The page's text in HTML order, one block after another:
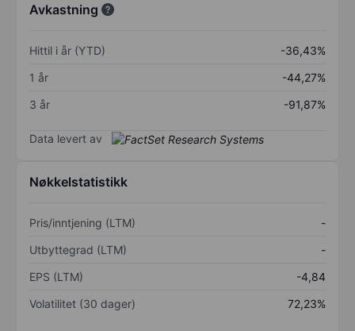
Avkastning
Hittil i år (YTD)
-36,43%
1 år
-44,27%
3 år
-91,87%
Data levert av
Nøkkelstatistikk
Pris/inntjening (LTM)
-
Utbyttegrad (LTM)
-
EPS (LTM)
-4,84
Volatilitet (30 dager)
72,23%